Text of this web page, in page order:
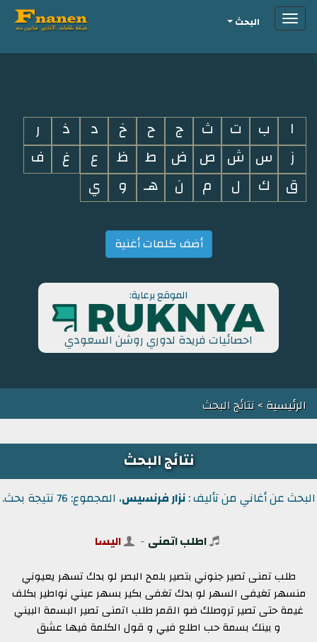
i
Toggleالبحث
ا ب ت ث ج ح خ د ذ
ر
ز
س ش ص ض ط ظ ع غ
ف
ق
ك ل م ن هـ و ي
أضف كلمات أغنية
الموقع برعاية:
احصائيات فريدة لدوري روشن السعودي
الرئيسية> نتائج البحث
نتائج البحث
البحث عن أغاني من تأليف :نزار فرنسيس، المجموع: 76 نتيجة بحث.
اطلب اتمنى - اليسا
طلب تمنى تصير جنوني بتصير بلمح البصر لو بدك تسهر يعيوني
منسهر تغيفى السهر لو بدك تغفى بكير بسهر عيني نواطير بكلف
غيمة حتى تصير تروصلك ضو القمر طلب اتمنى تصير البسمة البيني
و بينك بسمة حب اطلع فيي و قول الكلمة فيها عشق